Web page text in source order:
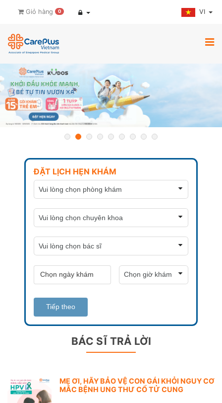
Giỏ hàng 0 VI
ĐẶT LỊCH HẸN KHÁM
Tiếp theo
BÁC SĨ TRẢ LỜI
MẸ ƠI, HÃY BẢO VỆ CON GÁI KHỎI NGUY CƠ
MẮC BỆNH UNG THƯ CỔ TỬ CUNG